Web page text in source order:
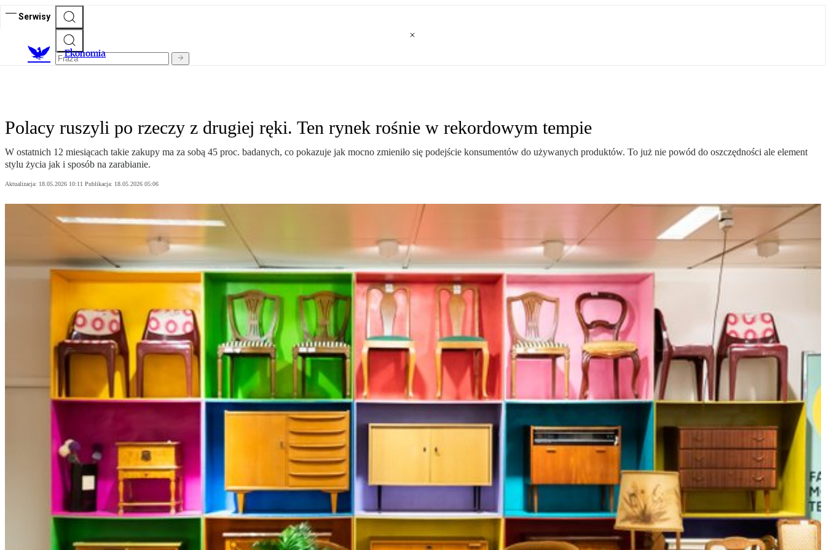
Serwisy
Ekonomia
Polacy ruszyli po rzeczy z drugiej ręki. Ten rynek rośnie w rekordowym tempie
W ostatnich 12 miesiącach takie zakupy ma za sobą 45 proc. badanych, co pokazuje jak mocno zmieniło się podejście konsumentów do używanych produktów. To już nie powód do oszczędności ale element
stylu życia jak i sposób na zarabianie.
Aktualizacja: 18.05.2026 10:11 Publikacja: 18.05.2026 05:06